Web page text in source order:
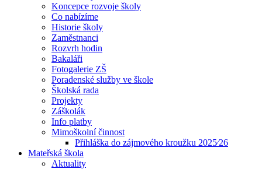
Koncepce rozvoje školy
Co nabízíme
Historie školy
Zaměstnanci
Rozvrh hodin
Bakaláři
Fotogalerie ZŠ
Poradenské služby ve škole
Školská rada
Projekty
Záškolák
Info platby
Mimoškolní činnost
Přihláška do zájmového kroužku 2025⁄26
Mateřská škola
Aktuality